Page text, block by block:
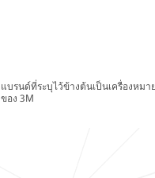
แบรนด์ที่ระบุไว้ข้างต้นเป็นเครื่องหมา
ของ 3M